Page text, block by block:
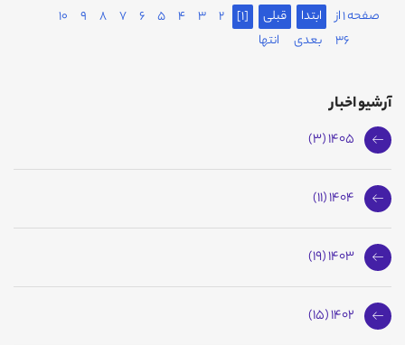
صفحه 1 از
36
ابتدا قبلی [1]
2
3
4
5
6
7
8
9
10
بعدی
انتها
آرشیو اخبار
1405 (3)
1404 (11)
1403 (19)
1402 (15)